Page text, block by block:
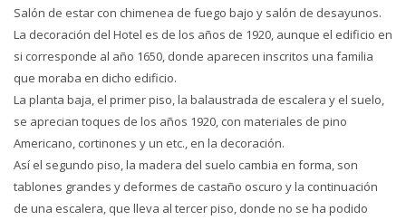
Salón de estar con chimenea de fuego bajo y salón de desayunos.
La decoración del Hotel es de los años de 1920, aunque el edificio en
si corresponde al año 1650, donde aparecen inscritos una familia
que moraba en dicho edificio.
La planta baja, el primer piso, la balaustrada de escalera y el suelo,
se aprecian toques de los años 1920, con materiales de pino
Americano, cortinones y un etc., en la decoración.
Así el segundo piso, la madera del suelo cambia en forma, son
tablones grandes y deformes de castaño oscuro y la continuación
de una escalera, que lleva al tercer piso, donde no se ha podido